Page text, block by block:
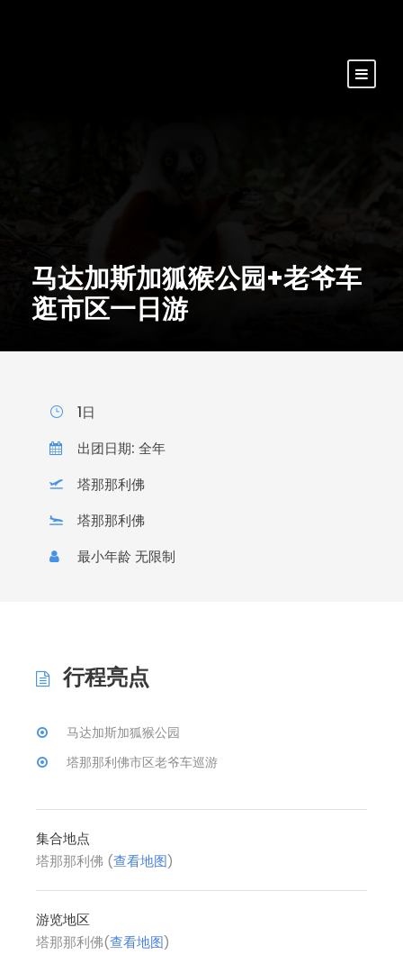
马达加斯加狐猴公园+老爷车
逛市区一日游
1日
出团日期: 全年
塔那那利佛
塔那那利佛
最小年龄 无限制
行程亮点
马达加斯加狐猴公园
塔那那利佛市区老爷车巡游
集合地点
塔那那利佛 (查看地图)
游览地区
塔那那利佛(查看地图)